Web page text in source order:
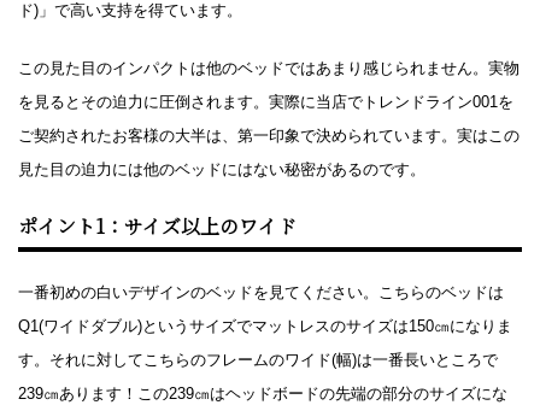
ド)」で高い支持を得ています。
この見た目のインパクトは他のベッドではあまり感じられません。実物
を見るとその迫力に圧倒されます。実際に当店でトレンドライン001を
ご契約されたお客様の大半は、第一印象で決められています。実はこの
見た目の迫力には他のベッドにはない秘密があるのです。
ポイント1：サイズ以上のワイド
一番初めの白いデザインのベッドを見てください。こちらのベッドは
Q1(ワイドダブル)というサイズでマットレスのサイズは150㎝になりま
す。それに対してこちらのフレームのワイド(幅)は一番長いところで
239㎝あります！この239㎝はヘッドボードの先端の部分のサイズにな